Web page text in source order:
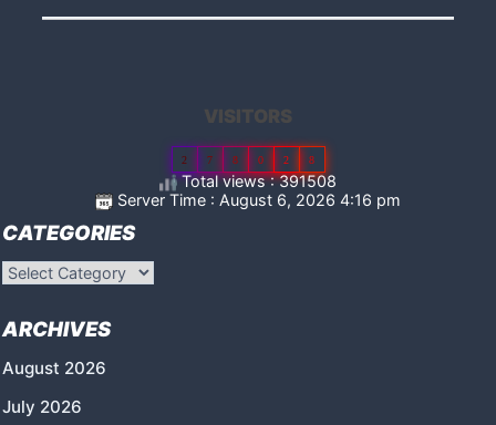
VISITORS
2 7 8 0 2 8
Total views : 391508
Server Time : August 6, 2026 4:16 pm
CATEGORIES
Categories
ARCHIVES
August 2026
July 2026